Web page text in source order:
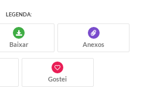
LEGENDA:
Baixar Anexos
Gostei